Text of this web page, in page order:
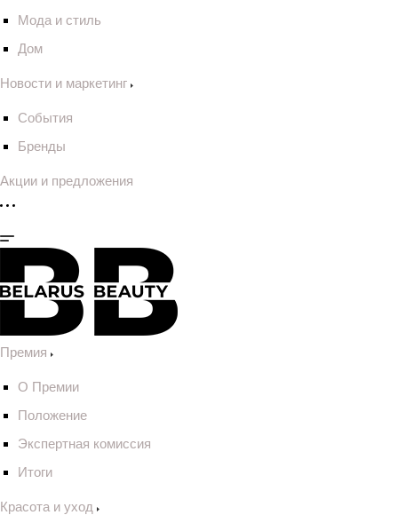
Мода и стиль
Дом
Новости и маркетинг
События
Бренды
Акции и предложения
Премия
О Премии
Положение
Экспертная комиссия
Итоги
Красота и уход